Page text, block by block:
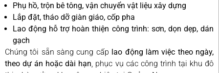
Phụ hồ, trộn bê tông, vận chuyển vật liệu xây dựng
Lắp đặt, tháo dỡ giàn giáo, cốp pha
Lao động hỗ trợ hoàn thiện công trình: sơn, dọn dẹp, dán
gạch
Chúng tôi sẵn sàng cung cấp lao động làm việc theo ngày,
theo dự án hoặc dài hạn , phục vụ các công trình tại khu đô